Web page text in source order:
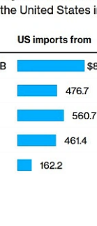
1 серпня.
з цього
товарів,
між
— і це
США
імпорт,
таких як
режимом.За
набагато
в США
секторах,